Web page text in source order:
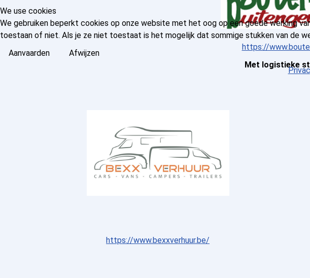
https://
Met logistieke
https://www.bexxverhuur.be/
We use cookies
We gebruiken beperkt cookies op onze website met het oog op een goede werking
toestaan of niet. Als je ze niet toestaat is het mogelijk dat sommige stukken van de
Aanvaarden
Afwijzen